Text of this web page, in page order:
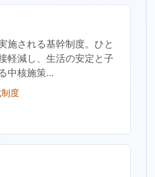
施される基幹制度。ひと
軽減し、生活の安定と子
中核施策…
度